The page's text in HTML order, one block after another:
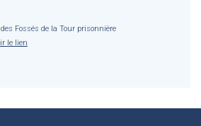
Fossés de la Tour prisonnière
le lien